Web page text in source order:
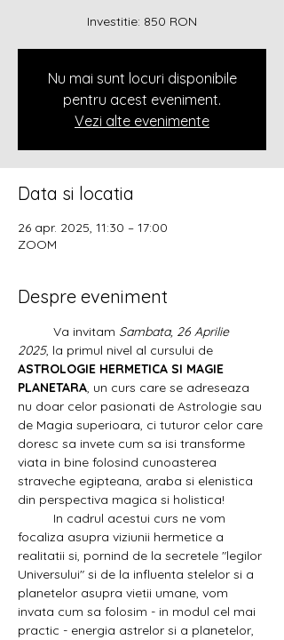
Investitie: 850 RON
Nu mai sunt locuri disponibile
pentru acest eveniment.
Vezi alte evenimente
Data si locatia
26 apr. 2025, 11:30 – 17:00
ZOOM
Despre eveniment
	Va invitam
Sambata, 26 Aprilie
2025, la primul nivel al cursului de
ASTROLOGIE HERMETICA SI MAGIE
PLANETARA, un curs care se adreseaza
nu doar celor pasionati de Astrologie sau
de Magia superioara, ci tuturor celor care
doresc sa invete cum sa isi transforme
viata in bine folosind cunoasterea
straveche egipteana, araba si elenistica
din perspectiva magica si holistica!
focaliza asupra viziunii hermetice a
realitatii si, pornind de la secretele "legilor
Universului" si de la influenta stelelor si a
planetelor asupra vietii umane, vom
invata cum sa folosim - in modul cel mai
practic - energia astrelor si a planetelor,